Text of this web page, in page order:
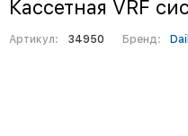
Кассетная VRF
Артикул: 34950 Бренд: